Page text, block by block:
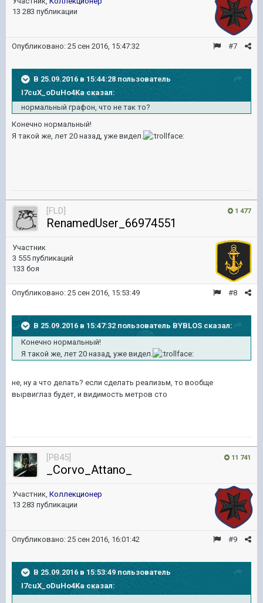
13 283 публикации
#7
Опубликовано: 25 сен 2016, 15:47:32
В 25.09.2016 в 15:44:28 пользователь
I7cuX_oDuHo4Ka сказал:
нормальный графон, что не так то?
Конечно нормальный!
Я такой же, лет 20 назад, уже видел.
1 477
[FLD]
RenamedUser_66974551
Участник
3 555 публикаций
133 боя
#8
Опубликовано: 25 сен 2016, 15:53:49
В 25.09.2016 в 15:47:32 пользователь BYBLOS сказал:
Конечно нормальный!
Я такой же, лет 20 назад, уже видел.
не, ну а что делать? если сделать реализьм, то вообще
вырвиглаз будет, и видимость метров сто
11 741
[PB45]
_Corvo_Attano_
Участник, Коллекционер
13 283 публикации
#9
Опубликовано: 25 сен 2016, 16:01:42
В 25.09.2016 в 15:53:49 пользователь
I7cuX_oDuHo4Ka сказал: